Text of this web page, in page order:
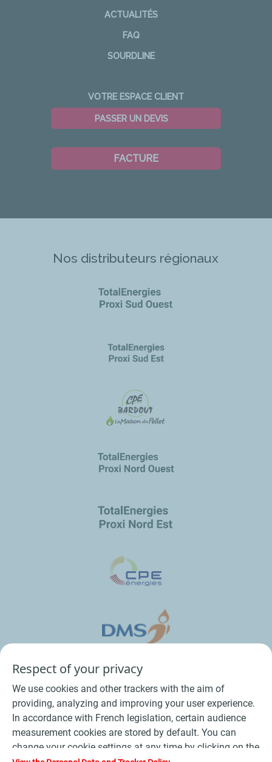
ACTUALITÉS
FAQ
SOURDLINE
VOTRE ESPACE CLIENT
PASSER UN DEVIS
FACTURE
Nos distributeurs régionaux
Conditions Générales de Vente Bois
Respect of your privacy
We use cookies and other trackers with the aim of
providing, analyzing and improving your user experience.
In accordance with French legislation, certain audience
measurement cookies are stored by default. You can
change your cookie settings at any time by clicking on the